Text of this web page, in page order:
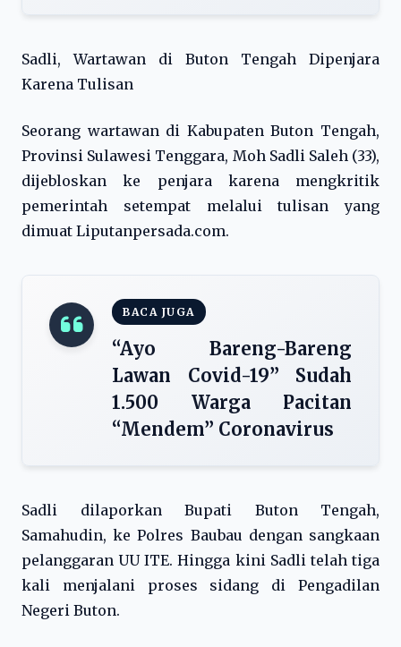
Sadli, Wartawan di Buton Tengah Dipenjara
Karena Tulisan
Seorang wartawan di Kabupaten Buton Tengah,
Provinsi Sulawesi Tenggara, Moh Sadli Saleh (33),
dijebloskan ke penjara karena mengkritik
pemerintah setempat melalui tulisan yang
dimuat Liputanpersada.com.
BACA JUGA
“Ayo Bareng-Bareng
Lawan Covid-19” Sudah
1.500 Warga Pacitan
“Mendem” Coronavirus
Sadli dilaporkan Bupati Buton Tengah,
Samahudin, ke Polres Baubau dengan sangkaan
pelanggaran UU ITE. Hingga kini Sadli telah tiga
kali menjalani proses sidang di Pengadilan
Negeri Buton.